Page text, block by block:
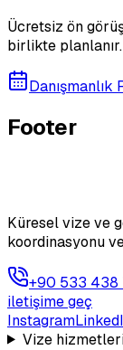
Ücretsiz ön
birlikte planlanır.
Danışmanlık
Footer
Küresel vize ve
koordinasyonu
+90 533 438
iletişime geç
Instagram
Vize